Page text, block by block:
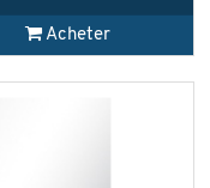
Acheter